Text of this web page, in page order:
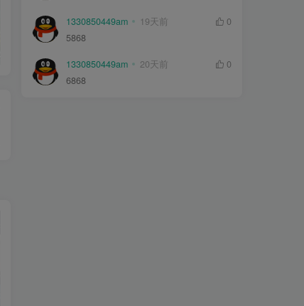
1330850449am 19天前
0
5868
1330850449am 20天前
0
6868